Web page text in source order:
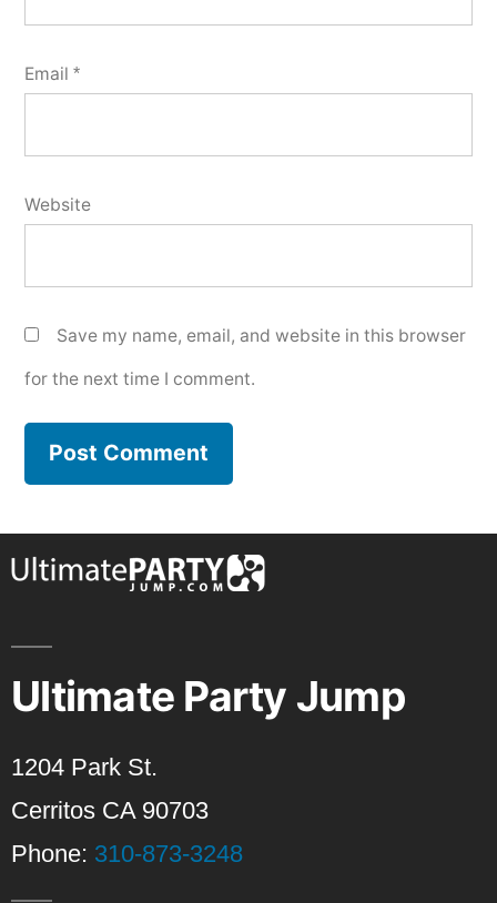
Email *
Website
Save my name, email, and website in this browser
for the next time I comment.
Ultimate Party Jump
1204 Park St.
Cerritos CA 90703
Phone: 310-873-3248